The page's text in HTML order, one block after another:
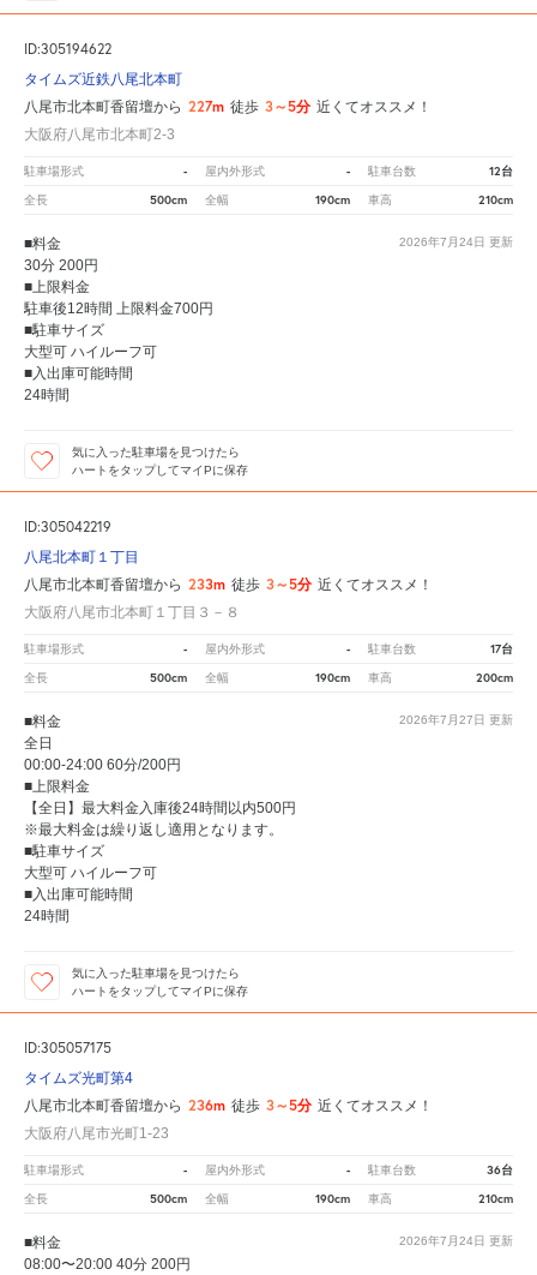
ID:305194622
タイムズ近鉄八尾北本町
八尾市北本町香留壇から 227m 徒歩 3～5分 近くてオススメ！
大阪府八尾市北本町2-3
駐車場形式 - 屋内外形式 - 駐車台数 12台
全長 500cm 全幅 190cm 車高 210cm
2026年7月24日 更新
■料金
30分 200円
■上限料金
駐車後12時間 上限料金700円
■駐車サイズ
大型可 ハイルーフ可
■入出庫可能時間
24時間
気に入った駐車場を見つけたら
ハートをタップしてマイPに保存
ID:305042219
八尾北本町１丁目
八尾市北本町香留壇から 233m 徒歩 3～5分 近くてオススメ！
大阪府八尾市北本町１丁目３－８
駐車場形式 - 屋内外形式 - 駐車台数 17台
全長 500cm 全幅 190cm 車高 200cm
2026年7月27日 更新
■料金
全日
00:00-24:00 60分/200円
■上限料金
【全日】最大料金入庫後24時間以内500円
※最大料金は繰り返し適用となります。
■駐車サイズ
大型可 ハイルーフ可
■入出庫可能時間
24時間
気に入った駐車場を見つけたら
ハートをタップしてマイPに保存
ID:305057175
タイムズ光町第4
八尾市北本町香留壇から 236m 徒歩 3～5分 近くてオススメ！
大阪府八尾市光町1-23
駐車場形式 - 屋内外形式 - 駐車台数 36台
全長 500cm 全幅 190cm 車高 210cm
2026年7月24日 更新
■料金
08:00〜20:00 40分 200円